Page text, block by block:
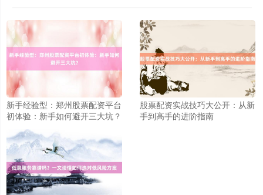
新手经验型：郑州股票配资平台
初体验：新手如何避开三大坑？
股票配资实战技巧大公开：从新
手到高手的进阶指南
1134.24 +11.37
创业板指 3563.12